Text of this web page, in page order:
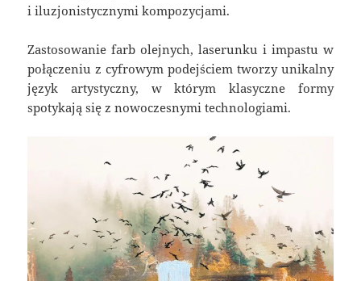
i iluzjonistycznymi kompozycjami.
Zastosowanie farb olejnych, laserunku i impastu w
połączeniu z cyfrowym podejściem tworzy unikalny
język artystyczny, w którym klasyczne formy
spotykają się z nowoczesnymi technologiami.